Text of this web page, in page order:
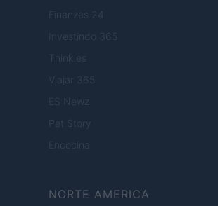
Finanzas 24
Investindo 365
Think.es
Viajar 365
ES Newz
Pet Story
Encocina
NORTE AMERICA